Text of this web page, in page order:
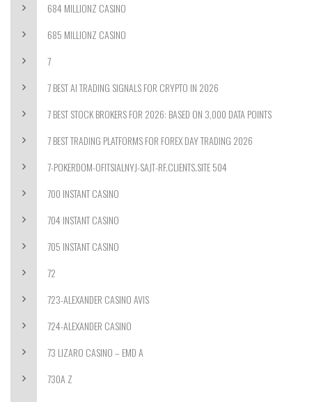
684 MILLIONZ CASINO
685 MILLIONZ CASINO
7
7 BEST AI TRADING SIGNALS FOR CRYPTO IN 2026
7 BEST STOCK BROKERS FOR 2026: BASED ON 3,000 DATA POINTS
7 BEST TRADING PLATFORMS FOR FOREX DAY TRADING 2026
7-POKERDOM-OFITSIALNYJ-SAJT-RF.CLIENTS.SITE 504
700 INSTANT CASINO
704 INSTANT CASINO
705 INSTANT CASINO
72
723-ALEXANDER CASINO AVIS
724-ALEXANDER CASINO
73 LIZARO CASINO – EMD A
730A Z